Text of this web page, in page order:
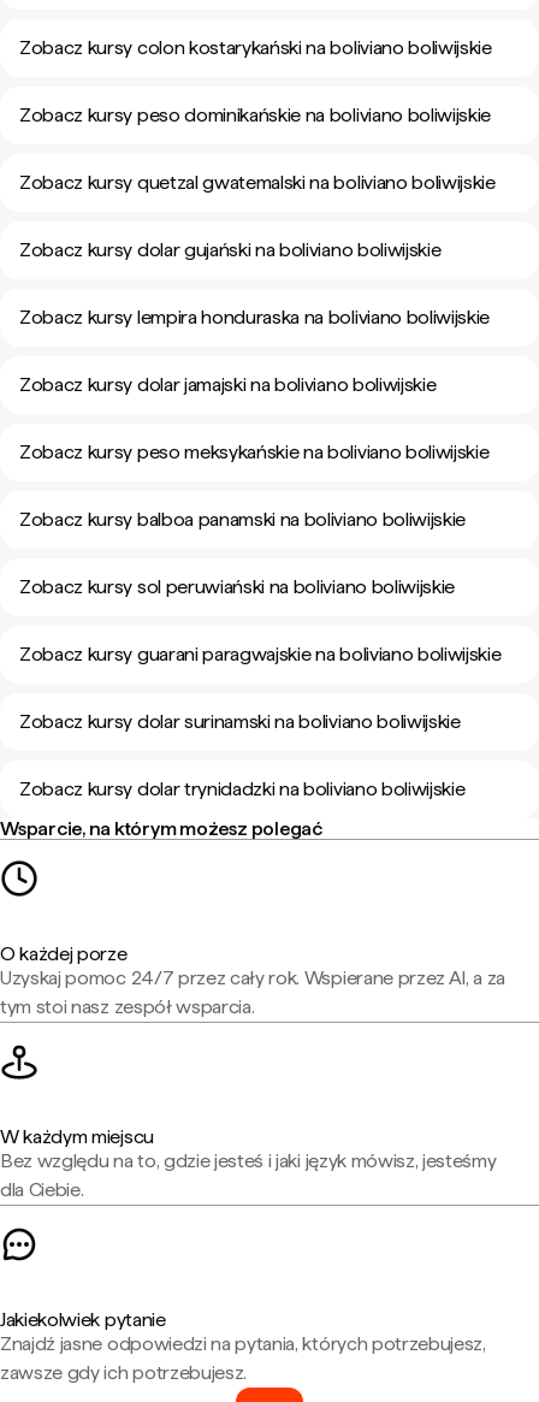
Zobacz kursy colon kostarykański na boliviano boliwijskie
Zobacz kursy peso dominikańskie na boliviano boliwijskie
Zobacz kursy quetzal gwatemalski na boliviano boliwijskie
Zobacz kursy dolar gujański na boliviano boliwijskie
Zobacz kursy lempira honduraska na boliviano boliwijskie
Zobacz kursy dolar jamajski na boliviano boliwijskie
Zobacz kursy peso meksykańskie na boliviano boliwijskie
Zobacz kursy balboa panamski na boliviano boliwijskie
Zobacz kursy sol peruwiański na boliviano boliwijskie
Zobacz kursy guarani paragwajskie na boliviano boliwijskie
Zobacz kursy dolar surinamski na boliviano boliwijskie
Zobacz kursy dolar trynidadzki na boliviano boliwijskie
Wsparcie, na którym możesz polegać
O każdej porze
Uzyskaj pomoc 24/7 przez cały rok. Wspierane przez AI, a za
tym stoi nasz zespół wsparcia.
W każdym miejscu
Bez względu na to, gdzie jesteś i jaki język mówisz, jesteśmy
dla Ciebie.
Jakiekolwiek pytanie
Znajdź jasne odpowiedzi na pytania, których potrzebujesz,
zawsze gdy ich potrzebujesz.